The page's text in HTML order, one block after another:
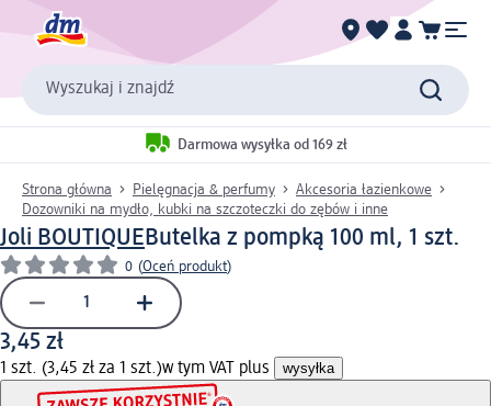
Wyszukaj i znajdź
Darmowa wysyłka od 169 zł
Strona główna Pielęgnacja & perfumy
Akcesoria łazienkowe
Dozowniki na mydło, kubki na szczoteczki do zębów i inne
Joli BOUTIQUEButelka z pompką 100 ml, 1 szt.
0 (Oceń produkt)
3,45 zł
1 szt. (3,45 zł za 1 szt.)w tym VAT plus wysyłka